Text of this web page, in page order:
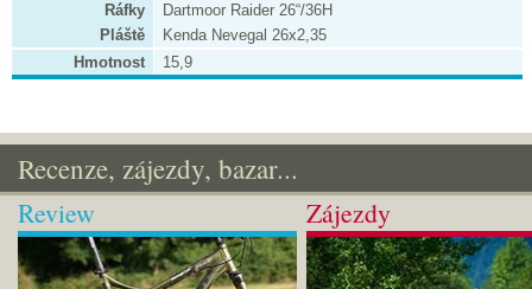
Ráfky
Dartmoor Raider 26“/36H
Pláště
Kenda Nevegal 26x2,35
Hmotnost
15,9
Recenze, zájezdy, bazar...
Review Zájezdy